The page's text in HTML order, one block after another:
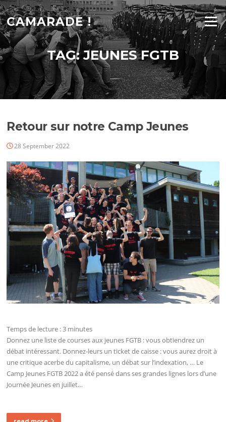
Skip
to
content
CAMARADE ! Menu
TAG:JEUNES FGTB
Retour sur notre Camp Jeunes
28 September 2022
Temps de lecture :3 minutes
Donnez une liste de courses aux jeunes FGTB : vous obtiendrez un
débat intéressant. Donnez-leurs un ticket de caisse : vous aurez droit à
une critique acerbe du capitalisme, un débat sur l’indexation, … Le
Camp Jeunes FGTB 2022 a été pensé dans ses grandes lignes lors d’une
Journée Jeunes en juillet…